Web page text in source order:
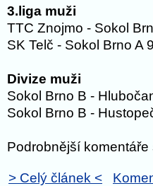
3.liga muži
TTC Znojmo - Sokol
SK Telč - Sokol Brno A
Divize muži
Sokol Brno B -
Sokol Brno B -
Podrobnější komentáře
> Celý článek <